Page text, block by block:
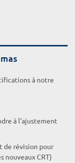
à notre
à l'ajustement
de révision pour
nouveaux CRT)